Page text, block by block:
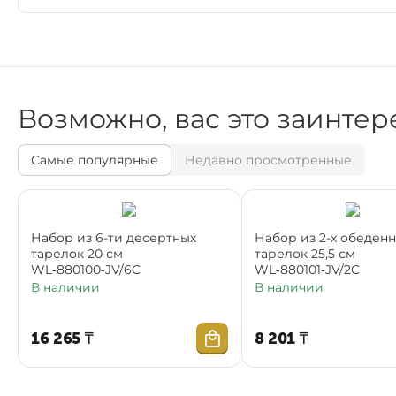
Возможно, вас это
Самые популярные Недавно просмотренные
Набор из 6-ти десертных
тарелок 20 см
WL‑880100‑JV/6C
В наличии
16 265₸
Набор из 2-х
тарелок 25,5 см
WL‑880101‑JV/2C
В наличии
8 201₸